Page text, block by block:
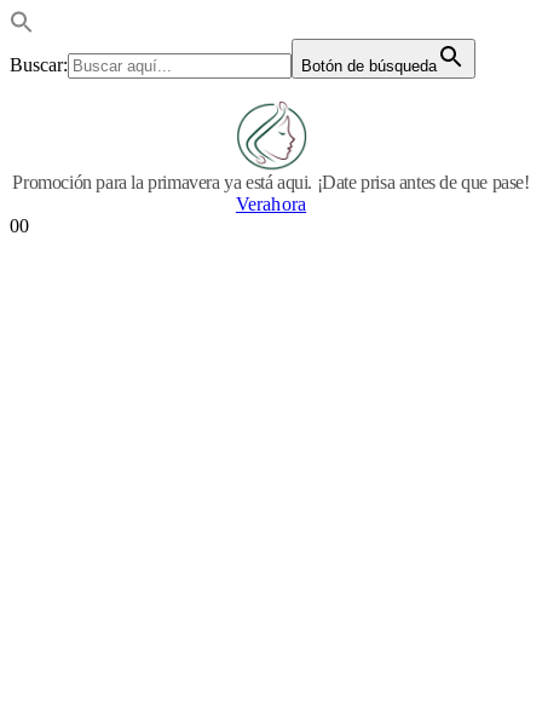
Buscar: Botón de búsqueda
Promoción para la primavera ya está aqui. ¡Date prisa antes de que pase!
Verahora
00